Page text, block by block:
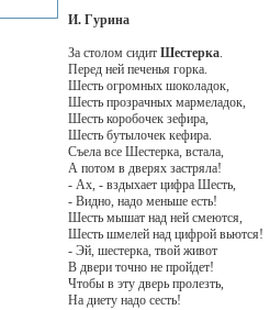
И. Гурина
За столом сидит Шестерка.
Перед ней печенья горка.
Шесть огромных шоколадок,
Шесть прозрачных мармеладок,
Шесть коробочек зефира,
Шесть бутылочек кефира.
Съела все Шестерка, встала,
А потом в дверях застряла!
- Ах, - вздыхает цифра Шесть,
- Видно, надо меньше есть!
Шесть мышат над ней смеются,
Шесть шмелей над цифрой вьются!
- Эй, шестерка, твой живот
В двери точно не пройдет!
Чтобы в эту дверь пролезть,
На диету надо сесть!